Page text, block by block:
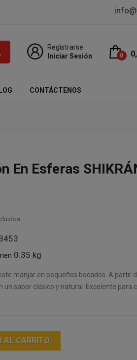
Registrarse
Iniciar Sesión
0
CONTÁCTENOS
En Esferas
0.35 kg
manjar en pequeños bocados. A partir
un sabor clásico y natural. Excelente para
AL CARRITO